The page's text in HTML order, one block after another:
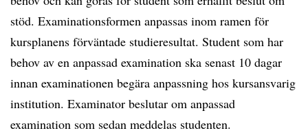
stöd. Examinationsformen anpassas inom ramen för
kursplanens förväntade studieresultat. Student som har
behov av en anpassad examination ska senast 10 dagar
innan examinationen begära anpassning hos kursansvarig
institution. Examinator beslutar om anpassad
examination som sedan meddelas studenten.